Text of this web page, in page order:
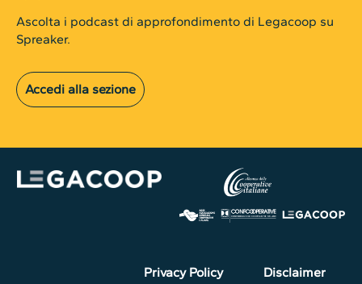
Ascolta i podcast di approfondimento di Legacoop su
Spreaker.
Accedi alla sezione
Privacy Policy
Disclaimer